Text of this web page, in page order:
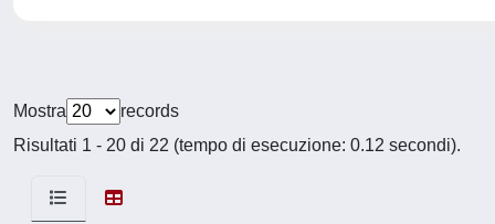
Mostra
records
Risultati 1 - 20 di 22 (tempo di esecuzione: 0.12 secondi).